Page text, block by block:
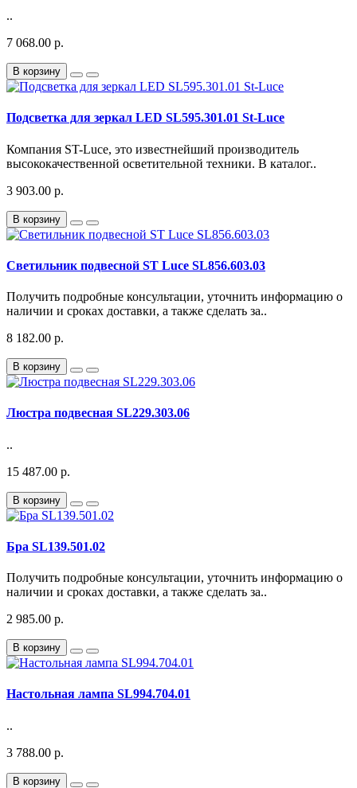
..
7 068.00 р.
В корзину
Подсветка для зеркал LED SL595.301.01 St-Luce
Компания ST-Luce, это известнейший производитель
высококачественной осветительной техники. В каталог..
3 903.00 р.
В корзину
Светильник подвесной ST Luce SL856.603.03
Получить подробные консультации, уточнить информацию о
наличии и сроках доставки, а также сделать за..
8 182.00 р.
В корзину
Люстра подвесная SL229.303.06
..
15 487.00 р.
В корзину
Бра SL139.501.02
Получить подробные консультации, уточнить информацию о
наличии и сроках доставки, а также сделать за..
2 985.00 р.
В корзину
Настольная лампа SL994.704.01
..
3 788.00 р.
В корзину